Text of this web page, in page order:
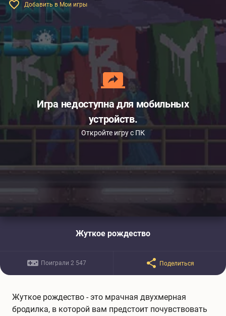
Игра недоступна для мобильных
устройств.
Откройте игру с ПК
Добавить в Мои игры
Жуткое рождество
Поиграли 2 547 Поделиться
Жуткое рождество - это мрачная двухмерная
бродилка, в которой вам предстоит почувствовать